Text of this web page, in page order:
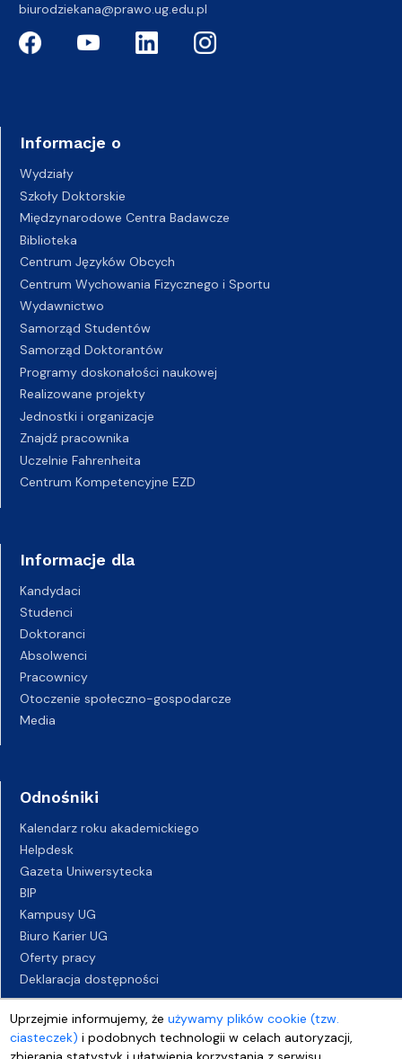
Uprzejmie informujemy, żeużywamy plików cookie (tzw.
ciasteczek) i podobnych technologii w celach autoryzacji,
biurodziekana@prawo.ug.edu.pl
Informacje o
Wydziały
Szkoły Doktorskie
Międzynarodowe Centra Badawcze
Biblioteka
Centrum Języków Obcych
Centrum Wychowania Fizycznego i Sportu
Wydawnictwo
Samorząd Studentów
Samorząd Doktorantów
Programy doskonałości naukowej
Realizowane projekty
Jednostki i organizacje
Znajdź pracownika
Uczelnie Fahrenheita
Centrum Kompetencyjne EZD
Informacje dla
Kandydaci
Studenci
Doktoranci
Absolwenci
Pracownicy
Otoczenie społeczno-gospodarcze
Media
Odnośniki
Kalendarz roku akademickiego
Helpdesk
Gazeta Uniwersytecka
BIP
Kampusy UG
Biuro Karier UG
Oferty pracy
Deklaracja dostępności